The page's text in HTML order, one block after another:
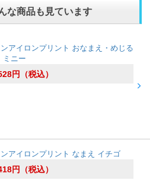
な商品も見ています
ンアイロンプリント おなまえ・めじる
ミニー
円 （税込）
ンアイロンプリント なまえ イチゴ
円 （税込）